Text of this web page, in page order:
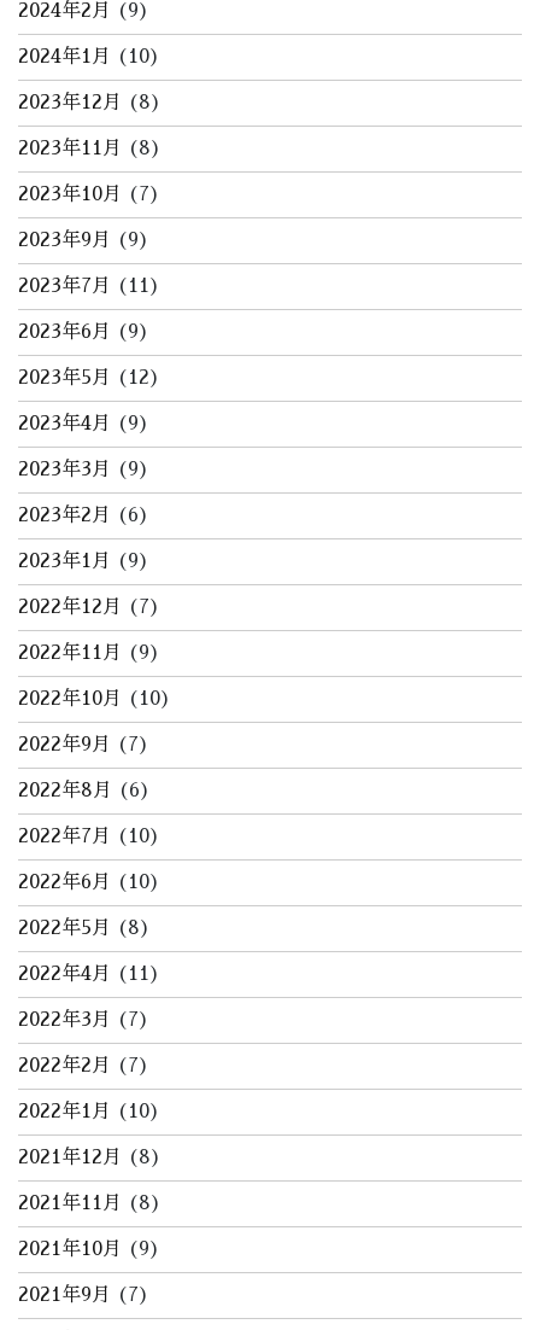
2024年2月 (9)
2024年1月 (10)
2023年12月 (8)
2023年11月 (8)
2023年10月 (7)
2023年9月 (9)
2023年7月 (11)
2023年6月 (9)
2023年5月 (12)
2023年4月 (9)
2023年3月 (9)
2023年2月 (6)
2023年1月 (9)
2022年12月 (7)
2022年11月 (9)
2022年10月 (10)
2022年9月 (7)
2022年8月 (6)
2022年7月 (10)
2022年6月 (10)
2022年5月 (8)
2022年4月 (11)
2022年3月 (7)
2022年2月 (7)
2022年1月 (10)
2021年12月 (8)
2021年11月 (8)
2021年10月 (9)
2021年9月 (7)